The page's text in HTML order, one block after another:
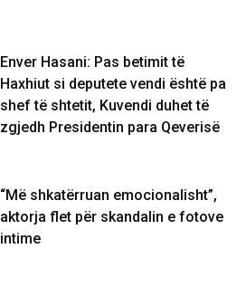
Enver Hasani: Pas betimit të
Haxhiut si deputete vendi është pa
shef të shtetit, Kuvendi duhet të
zgjedh Presidentin para Qeverisë
“Më shkatërruan emocionalisht”,
aktorja flet për skandalin e fotove
intime